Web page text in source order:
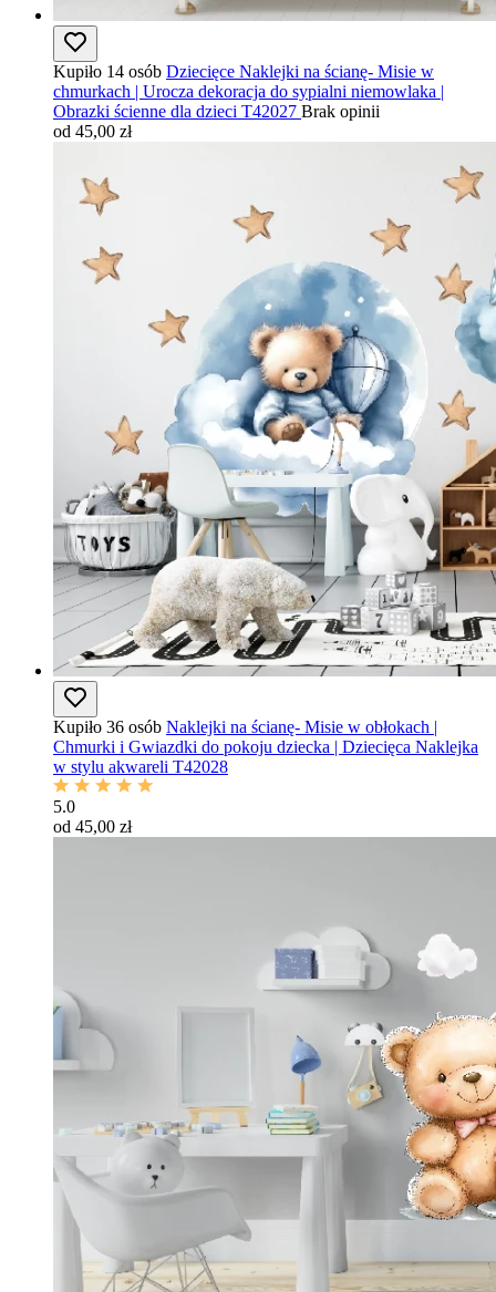
Kupiło 14 osób Dziecięce Naklejki na ścianę- Misie w
chmurkach | Urocza dekoracja do sypialni niemowlaka |
Obrazki ścienne dla dzieci T42027 Brak opinii
od 45,00 zł
Kupiło 36 osób Naklejki na ścianę- Misie w obłokach |
Chmurki i Gwiazdki do pokoju dziecka | Dziecięca Naklejka
w stylu akwareli T42028
5.0
od 45,00 zł